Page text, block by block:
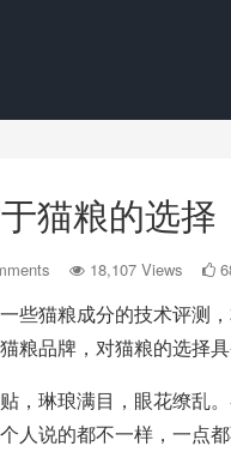
猫粮的选择
18,107 Views
些猫粮成分的技术评测
粮品牌，对猫粮的选择具
，琳琅满目，眼花缭乱
人说的都不一样，一点